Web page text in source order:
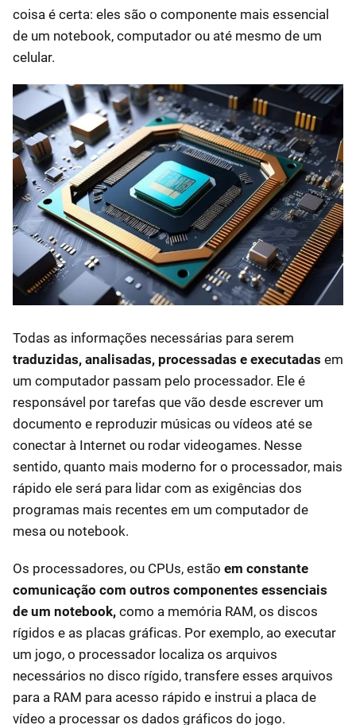
coisa é certa: eles são o componente mais essencial
de um notebook, computador ou até mesmo de um
celular.
Todas as informações necessárias para serem
traduzidas, analisadas, processadas e executadas em
um computador passam pelo processador. Ele é
responsável por tarefas que vão desde escrever um
documento e reproduzir músicas ou vídeos até se
conectar à Internet ou rodar videogames. Nesse
sentido, quanto mais moderno for o processador, mais
rápido ele será para lidar com as exigências dos
programas mais recentes em um computador de
mesa ou notebook.
Os processadores, ou CPUs, estão em constante
comunicação com outros componentes essenciais
de um notebook, como a memória RAM, os discos
rígidos e as placas gráficas. Por exemplo, ao executar
um jogo, o processador localiza os arquivos
necessários no disco rígido, transfere esses arquivos
para a RAM para acesso rápido e instrui a placa de
vídeo a processar os dados gráficos do jogo.